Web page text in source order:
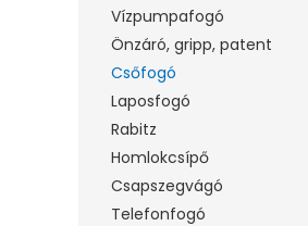
Vízpumpafogó
Önzáró, gripp, patent
Csőfogó
Laposfogó
Rabitz
Homlokcsípő
Csapszegvágó
Telefonfogó